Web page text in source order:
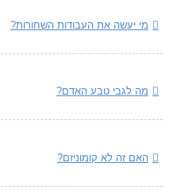
מי יעשה את העבודות השחורות?
מה לגבי טבע האדם?
האם זה לא קומוניזם?